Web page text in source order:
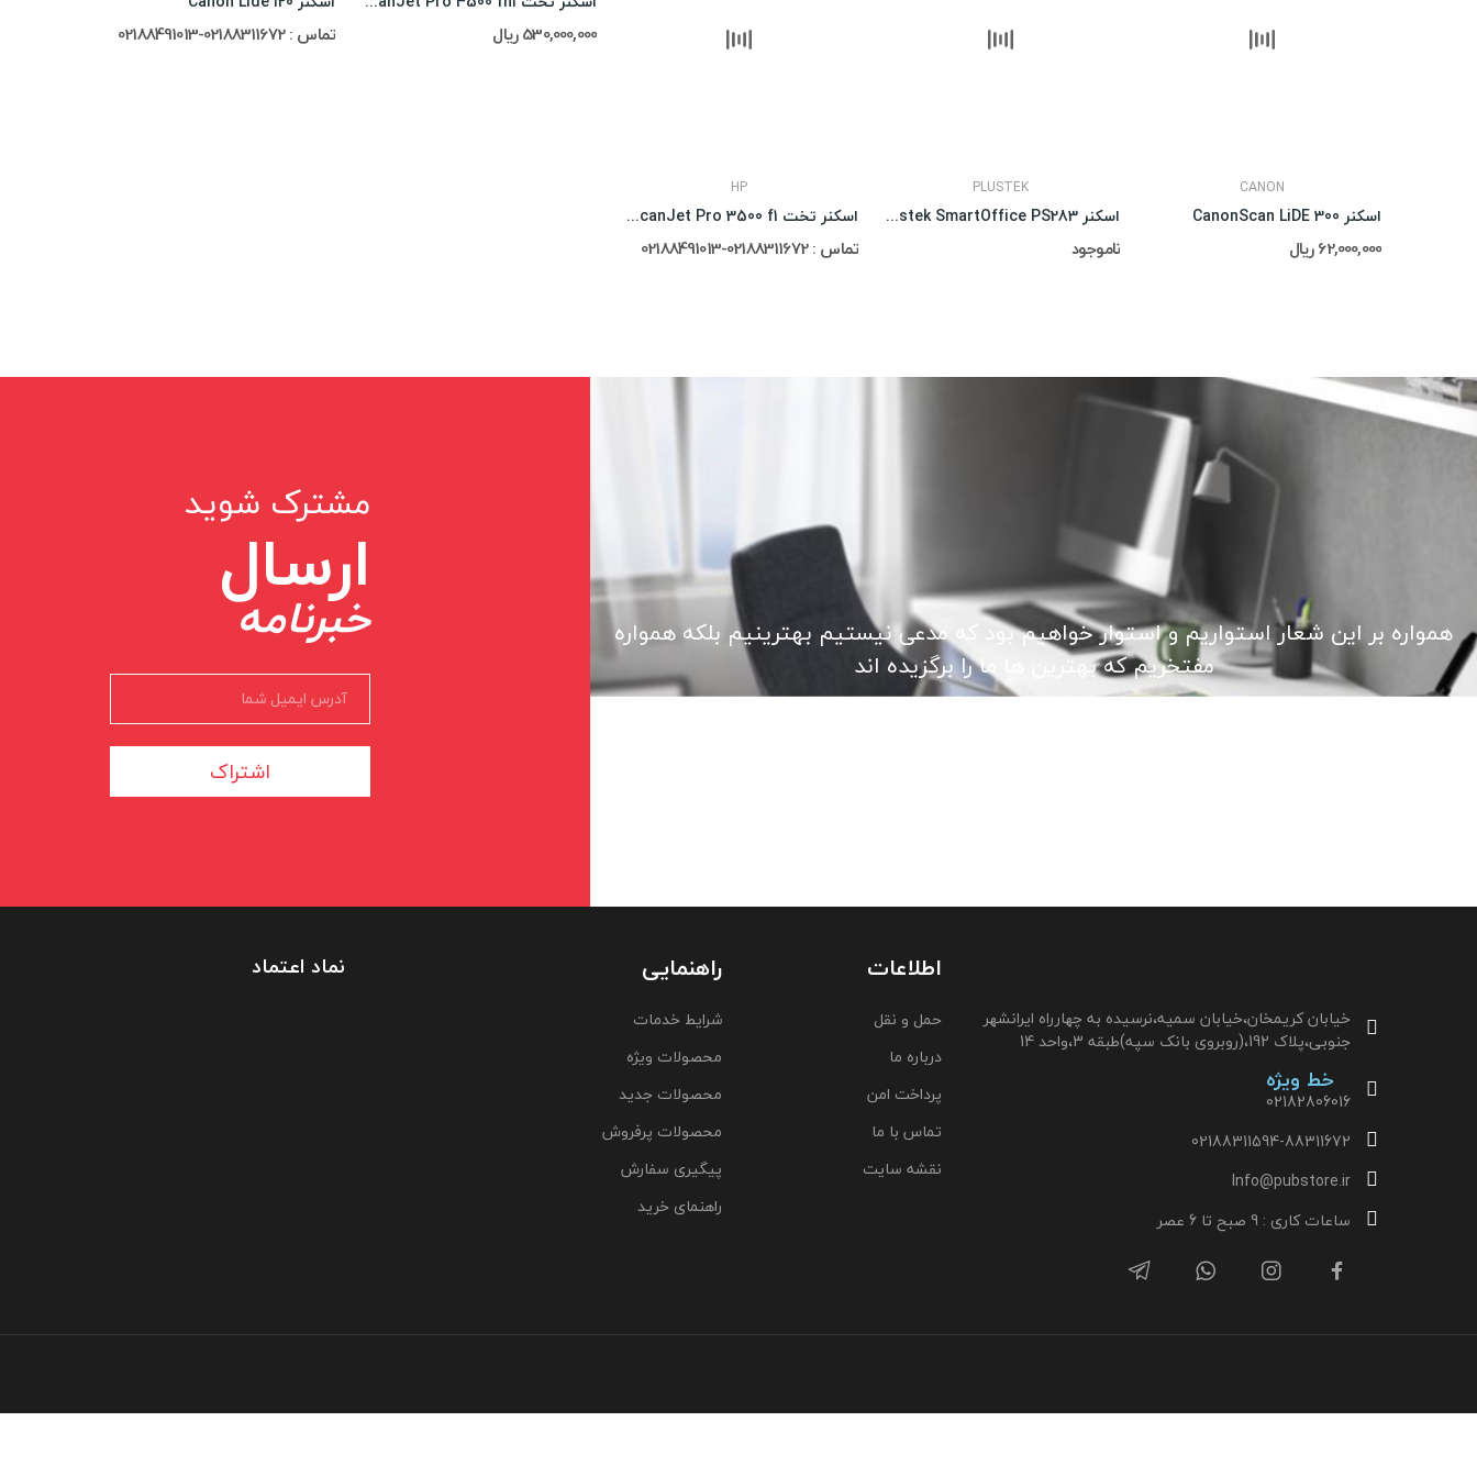
تماس : 02188311672-02188491013 530,000,000 ریال
HP
اسکنر تخت HP ScanJet Pro 3500 f1
تماس : 02188311672-02188491013
PLUSTEK
اسکنر Plustek SmartOffice PS283
ناموجود
CANON
اسکنر CanonScan LiDE 300
62,000,000 ریال
همواره بر این شعار استواریم و استوار خواهیم بود که مدعی نیستیم بهترینیم بلکه همواره
مفتخریم که بهترین ها ما را برگزیده اند
مشترک شوید
ارسال
خبرنامه
اشتراک
خیابان کریمخان،خیابان سمیه،نرسیده به چهارراه ایرانشهر
جنوبی،پلاک 192،(روبروی بانک سپه)طبقه 3،واحد 14
خط ویژه
02182806016
02188311594-88311672
Info@pubstore.ir
ساعات کاری : 9 صبح تا 6 عصر
اطلاعات
حمل و نقل
درباره ما
پرداخت امن
تماس با ما
نقشه سایت
راهنمایی
شرایط خدمات
محصولات ویژه
محصولات جدید
محصولات پرفروش
پیگیری سفارش
راهنمای خرید
نماد اعتماد